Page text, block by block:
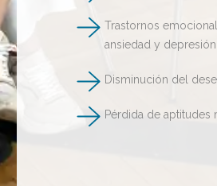
Trastornos
ansiedad y depresión.
Disminución del
Pérdida de aptitudes